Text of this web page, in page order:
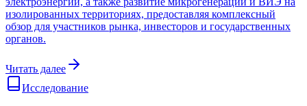
изолированных территориях, предоставляя комплексный
обзор для участников рынка, инвесторов и государственных
органов.
Читать далее
Исследование